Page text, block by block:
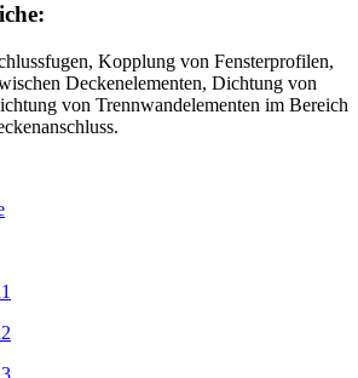
Kopplung von Fensterprofilen,
Deckenelementen, Dichtung von
von Trennwandelementen im Bereich